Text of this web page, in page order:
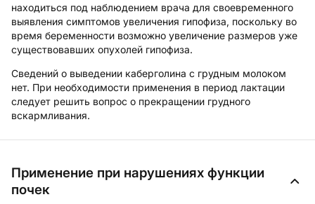
находиться под наблюдением врача для своевременного
выявления симптомов увеличения гипофиза, поскольку во
время беременности возможно увеличение размеров уже
существовавших опухолей гипофиза.
Сведений о выведении каберголина с грудным молоком
нет. При необходимости применения в период лактации
следует решить вопрос о прекращении грудного
вскармливания.
Применение при нарушениях функции
почек